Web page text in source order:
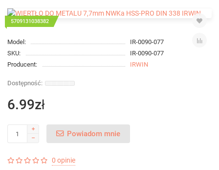
5709131038382
Model:
IR-0090-077
SKU:
IR-0090-077
Producent:
IRWIN
6.99zł
Powiadom mnie
0 opinie